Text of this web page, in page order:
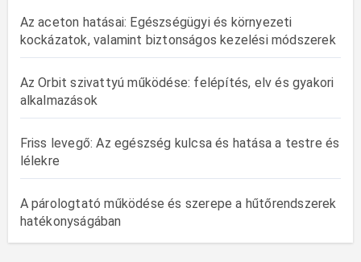
Az aceton hatásai: Egészségügyi és környezeti
kockázatok, valamint biztonságos kezelési módszerek
Az Orbit szivattyú működése: felépítés, elv és gyakori
alkalmazások
Friss levegő: Az egészség kulcsa és hatása a testre és
lélekre
A párologtató működése és szerepe a hűtőrendszerek
hatékonyságában